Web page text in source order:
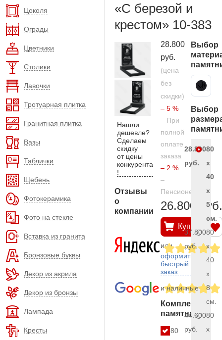
Цоколя
Ограды
Цветники
Столики
Лавочки
Тротуарная плитка
Гранитная плитка
Вазы
Таблички
Щебень
Фотокерамика
Фото на стекле
Вставка из гранита
Бронзовые буквы
Декор из акрила
Декор из бронзы
Лампада
Кресты
«С березой и
крестом» 10-383
Нашли
дешевле?
Сделаем
скидку
от цены
конкурента
!
Отзывы
о
компании
28.800
руб.
(цена
без
скидки)
– 5 %
– При
полной
оплате
заказа
– 2 %
–
Пенсионерам
26.800 руб.
Купить
или
оформить
быстрый
заказ
и наличные
Комплект
памятника
80
Выбор
Карельский гранит
Выбор
28.800
руб.
80
x
40
x
5
см.
37.800
руб.
80
x
40
x
8
см.
44.600
руб.
80
x